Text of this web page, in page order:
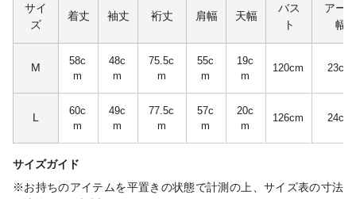
サイ
ズ
着丈 袖丈 裄丈 肩幅 天幅
バス
ト
アー
幅
M
58c
m
48c
m
75.5c
m
55c
m
19c
m
120cm 23cm
L
60c
m
49c
m
77.5c
m
57c
m
20c
m
126cm 24cm
サイズガイド
※お持ちのアイテムを平置きの状態で計測の上、サイズ表の寸法